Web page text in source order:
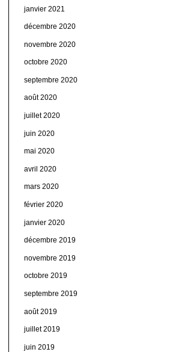
janvier 2021
décembre 2020
novembre 2020
octobre 2020
septembre 2020
août 2020
juillet 2020
juin 2020
mai 2020
avril 2020
mars 2020
février 2020
janvier 2020
décembre 2019
novembre 2019
octobre 2019
septembre 2019
août 2019
juillet 2019
juin 2019